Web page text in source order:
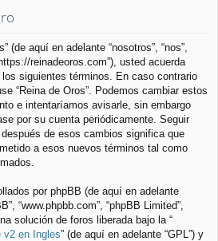
rs
e
(de aquí en adelante “nosotros”, “nos”,
reinadeoros.com”), usted acuerda
siguientes términos. En caso contrario
“Reina de Oros”. Podemos cambiar estos
e intentaríamos avisarle, sin embargo
por su cuenta periódicamente. Seguir
después de esos cambios significa que
a esos nuevos términos tal como
por phpBB (de aquí en adelante
“www.phpbb.com”, “phpBB Limited”,
solución de foros liberada bajo la “
v2 en Ingles” (de aquí en adelante “GPL”) y